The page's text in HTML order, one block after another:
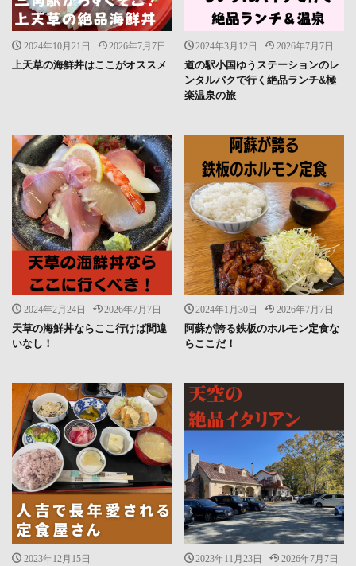
2024年10月21日 2026年7月7日
上天草の海鮮丼はここがオススメ
2024年3月12日 2026年7月7日
道の駅小国ゆうステーションのレ
ンタルバクで行く絶品ランチ&極
楽温泉の旅
2024年2月24日 2026年7月7日
天草の海鮮丼ならここ行けば間違
いなし！
2024年1月30日 2026年7月7日
阿蘇が誇る鉄板のホルモン定食な
らここだ！
2023年12月15日
2023年11月23日 2026年7月7日